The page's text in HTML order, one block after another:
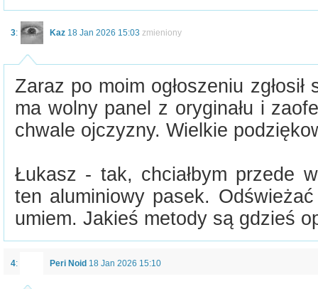
3: Kaz 18 Jan 2026 15:03 zmieniony
Zaraz po moim ogłoszeniu
ma wolny panel z oryginału i
chwale ojczyzny. Wielkie
Łukasz - tak, chciałbym przede
ten aluminiowy pasek.
umiem. Jakieś metody są gdzieś
4: Peri Noid 18 Jan 2026 15:10